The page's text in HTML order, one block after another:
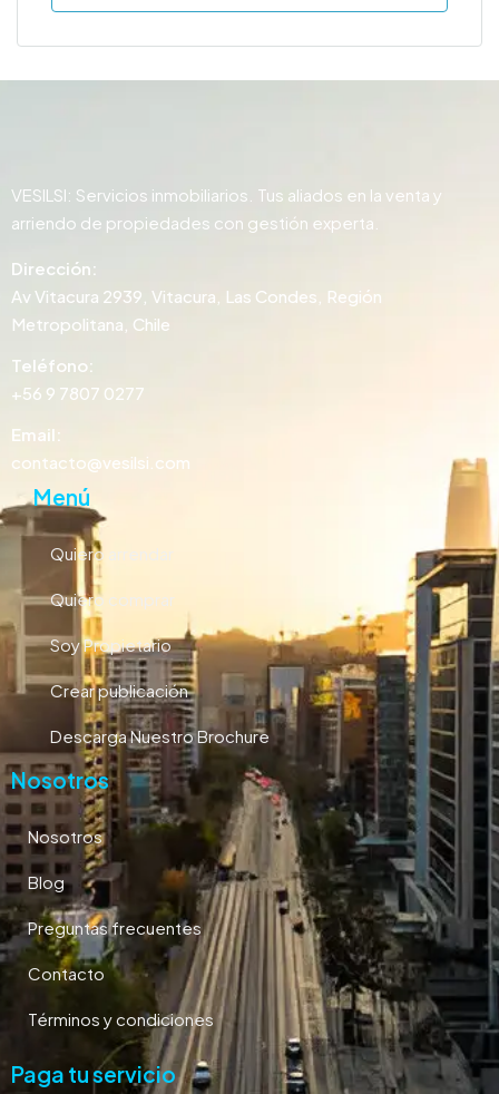
VESILSI: Servicios inmobiliarios. Tus aliados en la venta y
arriendo de propiedades con gestión experta.
Dirección:
Av Vitacura 2939, Vitacura, Las Condes, Región
Metropolitana, Chile
Teléfono:
+56 9 7807 0277
Email:
contacto@vesilsi.com
Menú
Quiero arrendar
Quiero comprar
Soy Propietario
Crear publicación
Descarga Nuestro Brochure
Nosotros
Nosotros
Blog
Preguntas frecuentes
Contacto
Términos y condiciones
Paga tu servicio